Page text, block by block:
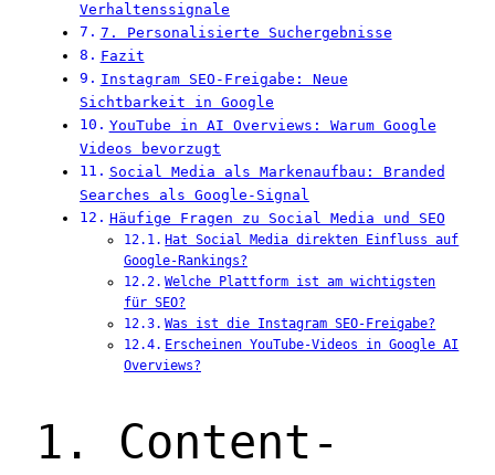
Verhaltenssignale
7. Personalisierte Suchergebnisse
Fazit
Instagram SEO-Freigabe: Neue
Sichtbarkeit in Google
YouTube in AI Overviews: Warum Google
Videos bevorzugt
Social Media als Markenaufbau: Branded
Searches als Google-Signal
Häufige Fragen zu Social Media und SEO
Hat Social Media direkten Einfluss auf
Google-Rankings?
Welche Plattform ist am wichtigsten
für SEO?
Was ist die Instagram SEO-Freigabe?
Erscheinen YouTube-Videos in Google AI
Overviews?
1. Content-